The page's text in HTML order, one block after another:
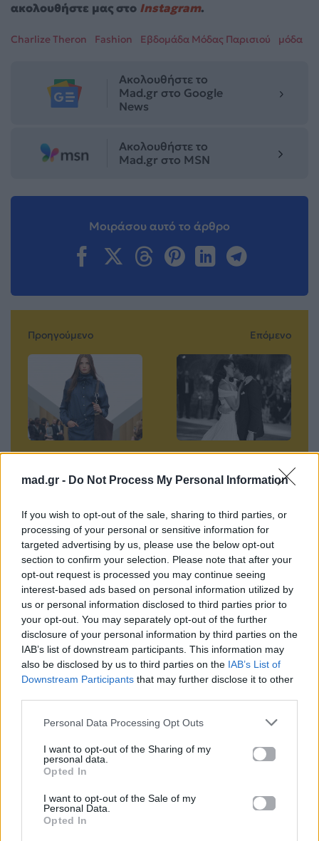
mad.gr - Do Not Process My Personal Information
If you wish to opt-out of the sale, sharing to third parties, or
processing of your personal or sensitive information for
targeted advertising by us, please use the below opt-out
section to confirm your selection. Please note that after your
opt-out request is processed you may continue seeing
interest-based ads based on personal information utilized by
us or personal information disclosed to third parties prior to
your opt-out. You may separately opt-out of the further
disclosure of your personal information by third parties on the
IAB’s list of downstream participants. This information may
also be disclosed by us to third parties on the IAB’s List of
Downstream Participants that may further disclose it to other
Personal Data Processing Opt Outs
I want to opt-out of the Sharing of my
personal data.
Opted In
I want to opt-out of the Sale of my
Personal Data.
Opted In
ακολουθήστε μας στο Instagram.
Charlize Theron Fashion Εβδομάδα Μόδας Παρισιού μόδα
Ακολουθήστε το
Mad.gr στο Google
News
Ακολουθήστε το
Mad.gr στο MSN
Μοιράσου αυτό το άρθρο
Προηγούμενο
φούστα γίνεται η
στην πρώτη
γυναικεία συλλογή
του
Jonathan Anderso
n
02.10.2025
Επόμενο
Benny Blanco:
διαμάντια και
μήνυμα στο νυφικό
στο γάμο της
χρονιάς
02.10.2025
Βιογραφικά
Ελλήνων
Καλλιτεχνών
με πληροφορίες για
τους στην ελληνική